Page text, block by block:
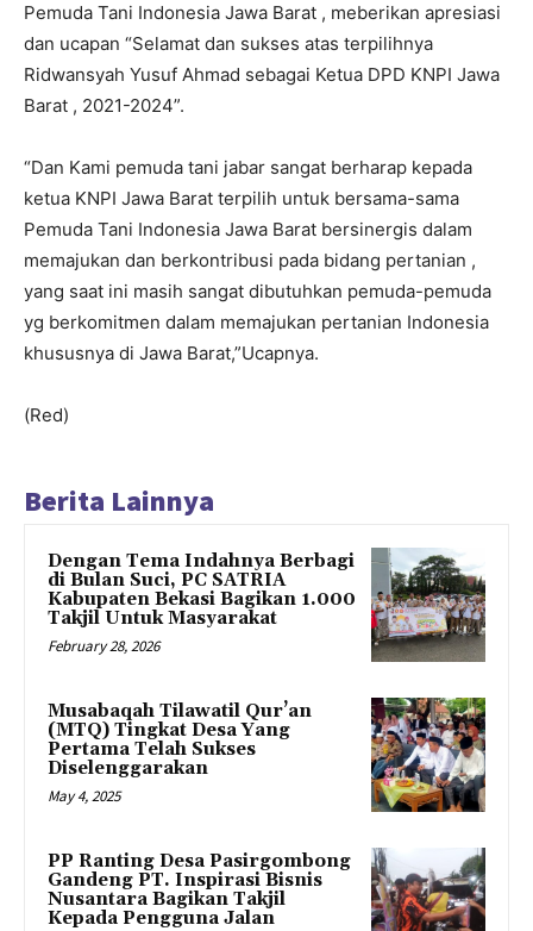
Pemuda Tani Indonesia Jawa Barat , meberikan apresiasi
dan ucapan “Selamat dan sukses atas terpilihnya
Ridwansyah Yusuf Ahmad sebagai Ketua DPD KNPI Jawa
Barat , 2021-2024”.
“Dan Kami pemuda tani jabar sangat berharap kepada
ketua KNPI Jawa Barat terpilih untuk bersama-sama
Pemuda Tani Indonesia Jawa Barat bersinergis dalam
memajukan dan berkontribusi pada bidang pertanian ,
yang saat ini masih sangat dibutuhkan pemuda-pemuda
yg berkomitmen dalam memajukan pertanian Indonesia
khususnya di Jawa Barat,”Ucapnya.
(Red)
Berita Lainnya
Dengan Tema Indahnya Berbagi
di Bulan Suci, PC SATRIA
Kabupaten Bekasi Bagikan 1.000
Takjil Untuk Masyarakat
February 28, 2026
Musabaqah Tilawatil Qur’an
(MTQ) Tingkat Desa Yang
Pertama Telah Sukses
Diselenggarakan
May 4, 2025
PP Ranting Desa Pasirgombong
Gandeng PT. Inspirasi Bisnis
Nusantara Bagikan Takjil
Kepada Pengguna Jalan